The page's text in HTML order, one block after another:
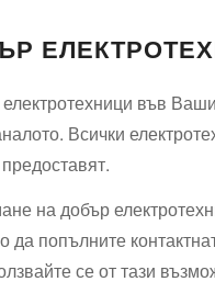
във
Всички
на добър
попълните
се от тази